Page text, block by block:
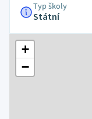
Typ školy
Státní
+
−